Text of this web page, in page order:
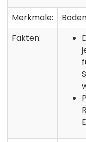
Merkmale:
Fakten: